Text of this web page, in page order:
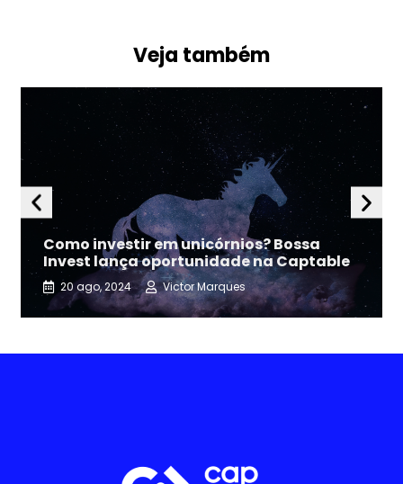
Veja também
Como investir em unicórnios? Bossa
Invest lança oportunidade na Captable
20 ago, 2024 Victor Marques